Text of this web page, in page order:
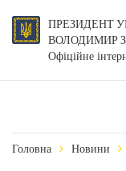
ПРЕЗИДЕНТ
ВОЛОДИМИР
Офіційне
Головна Новини